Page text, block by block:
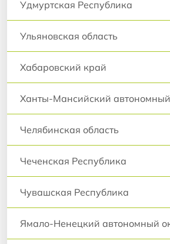
Удмуртская Республика
Ульяновская область
Хабаровский край
Ханты-Мансийский
Челябинская область
Чеченская Республика
Чувашская Республика
Ямало-Ненецкий автономный